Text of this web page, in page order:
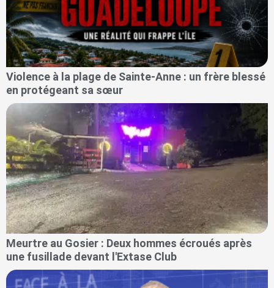
Violence à la plage de Sainte-Anne : un frère blessé
en protégeant sa sœur
Meurtre au Gosier : Deux hommes écroués après
une fusillade devant l'Extase Club